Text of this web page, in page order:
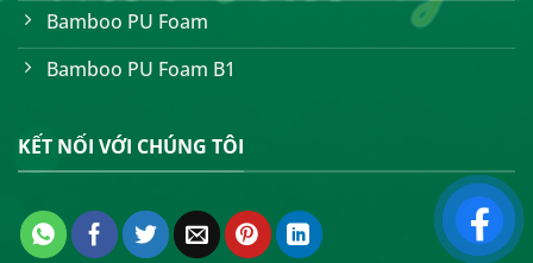
Bamboo PU Foam
Bamboo PU Foam B1
KẾT NỐI VỚI CHÚNG TÔI